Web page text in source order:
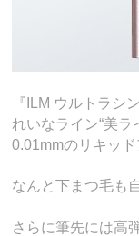
『ILM ウルトラシ
れいなライン“美
0.01mmのリキッ
なんと下まつ毛も
さらに筆先には高